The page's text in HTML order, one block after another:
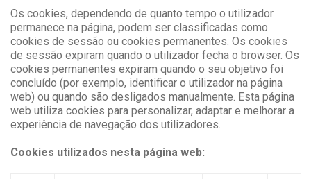
Os cookies, dependendo de quanto tempo o utilizador
permanece na página, podem ser classificadas como
cookies de sessão ou cookies permanentes. Os cookies
de sessão expiram quando o utilizador fecha o browser. Os
cookies permanentes expiram quando o seu objetivo foi
concluído (por exemplo, identificar o utilizador na página
web) ou quando são desligados manualmente. Esta página
web utiliza cookies para personalizar, adaptar e melhorar a
experiência de navegação dos utilizadores.
Cookies utilizados nesta página web: